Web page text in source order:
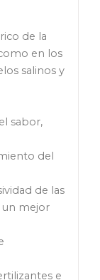
de la
en los
salinos y
sabor,
del
de las
un mejor
e